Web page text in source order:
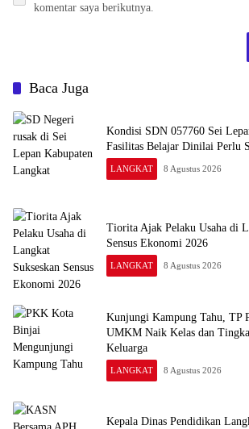
komentar saya berikutnya.
Baca Juga
Kondisi SDN 057760 Sei
Fasilitas Belajar Dinilai Perlu
LANGKAT 8 Agustus 2026
Tiorita Ajak Pelaku Usaha di
Sensus Ekonomi 2026
LANGKAT 8 Agustus 2026
Kunjungi Kampung Tahu, TP
UMKM Naik Kelas dan
Keluarga
LANGKAT 8 Agustus 2026
Kepala Dinas Pendidikan